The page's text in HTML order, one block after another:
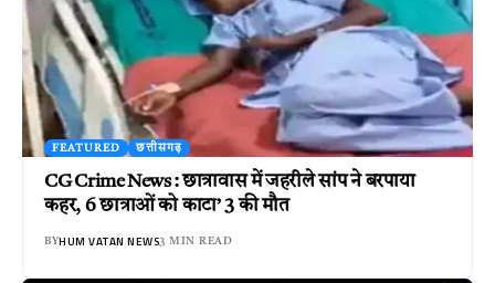
FEATURED छत्तीसगढ़
CG Crime News : छात्रावास में जहरीले सांप ने बरपाया
कहर, 6 छात्राओं को काटा’ 3 की मौत
BYHUM VATAN NEWS3 MIN READ